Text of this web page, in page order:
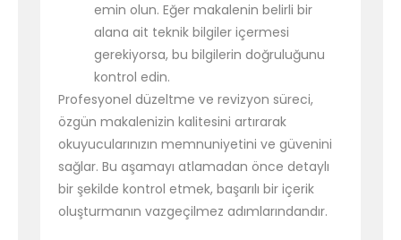
emin olun. Eğer makalenin belirli bir
alana ait teknik bilgiler içermesi
gerekiyorsa, bu bilgilerin doğruluğunu
kontrol edin.
Profesyonel düzeltme ve revizyon süreci,
özgün makalenizin kalitesini artırarak
okuyucularınızın memnuniyetini ve güvenini
sağlar. Bu aşamayı atlamadan önce detaylı
bir şekilde kontrol etmek, başarılı bir içerik
oluşturmanın vazgeçilmez adımlarındandır.